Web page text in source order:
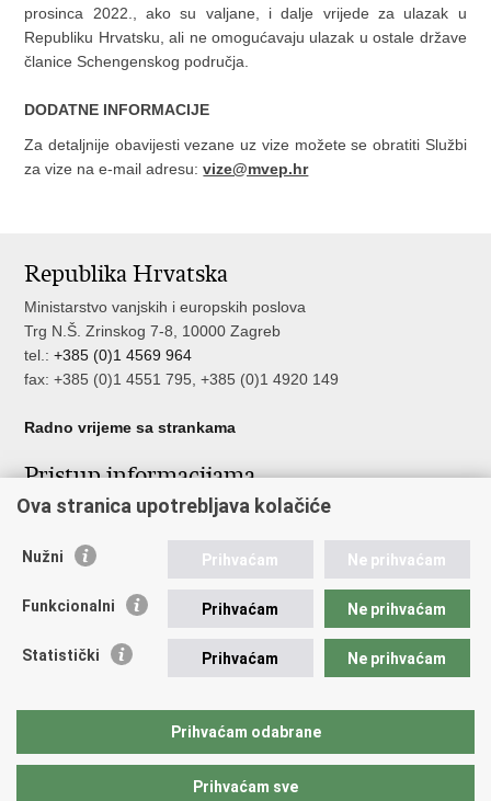
prosinca 2022., ako su valjane, i dalje vrijede za ulazak u
Republiku Hrvatsku, ali ne omogućavaju ulazak u ostale države
članice Schengenskog područja.
DODATNE INFORMACIJE
Za detaljnije obavijesti vezane uz vize možete se obratiti Službi
za vize na e-mail adresu:vize@mvep.hr
Republika Hrvatska
Ministarstvo vanjskih i europskih poslova
Trg N.Š. Zrinskog 7-8, 10000 Zagreb
tel.:+385 (0)1 4569 964
fax: +385 (0)1 4551 795, +385 (0)1 4920 149
Radno vrijeme sa strankama
Pristup informacijama
Pristup informacijama
Nepravilnosti
Javna nabava u MVEP-u
Nadzor rada i unutarnja revizija službe vanjskih poslova
Ova stranica upotrebljava kolačiće
Nužni Prihvaćam Ne prihvaćam
Funkcionalni Prihvaćam Ne prihvaćam
Statistički Prihvaćam Ne prihvaćam
Prihvaćam odabrane
Prihvaćam sve